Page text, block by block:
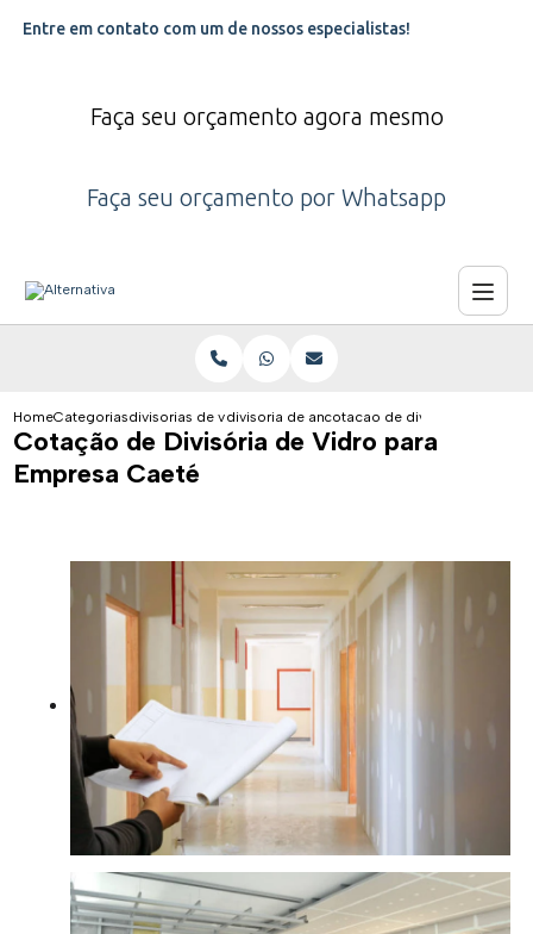
Entre em contato com um de nossos especialistas!
Faça seu orçamento agora mesmo
Faça seu orçamento por Whatsapp
HomeCategoriasdivisorias de vidrodivisoria de ambiente de vidrocotacao de divisoria de vidro
Cotação de Divisória de Vidro para
Empresa Caeté